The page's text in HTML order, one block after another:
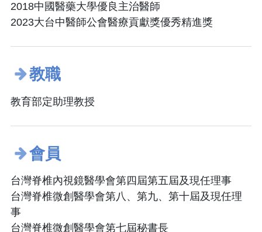
2018中國醫藥大學優良主治醫師
2023大台中醫師公會醫療貢獻獎優秀精進獎
教職
教育部定助理教授
會員
台灣脊椎內視鏡醫學會第四屆第五屆及現任理事
台灣脊椎微創醫學會第八、第九、第十屆及現任理
事
台灣脊椎微創醫學會第七屆秘書長